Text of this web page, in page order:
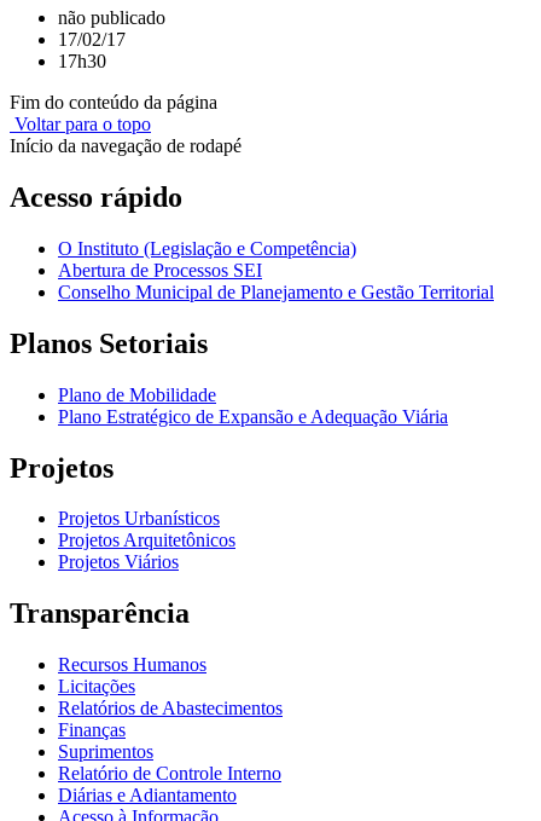
não publicado
17/02/17
17h30
Fim do conteúdo da página
Voltar para o topo
Início da navegação de rodapé
Acesso rápido
O Instituto (Legislação e Competência)
Abertura de Processos SEI
Conselho Municipal de Planejamento e Gestão Territorial
Planos Setoriais
Plano de Mobilidade
Plano Estratégico de Expansão e Adequação Viária
Projetos
Projetos Urbanísticos
Projetos Arquitetônicos
Projetos Viários
Transparência
Recursos Humanos
Licitações
Relatórios de Abastecimentos
Finanças
Suprimentos
Relatório de Controle Interno
Diárias e Adiantamento